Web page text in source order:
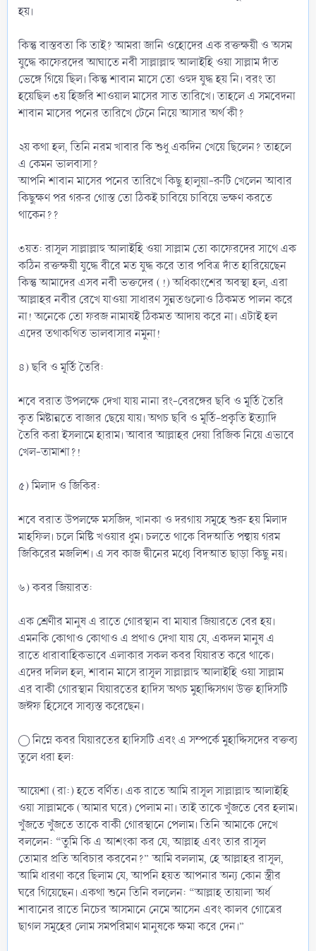
হয়।
কিন্তু বাস্তবতা কি তাই? আমরা জানি ওহোদের এক রক্তক্ষয়ী ও অসম
যুদ্ধে কাফেরদের আঘাতে নবী সাল্লাল্লাহু আলাইহি ওয়া সাল্লাম দাঁত
ভেঙ্গে গিয়ে ছিল। কিন্তু শাবান মাসে তো ওহুদ যুদ্ধ হয় নি। বরং তা
হয়েছিল ৩য় হিজরি শাওয়াল মাসের সাত তারিখে। তাহলে এ সমবেদনা
শাবান মাসের পনের তারিখে টেনে নিয়ে আসার অর্থ কী?
২য় কথা হল, তিনি নরম খাবার কি শুধু একদিন খেয়ে ছিলেন? তাহলে
এ কেমন ভালবাসা?
আপনি শাবান মাসের পনের তারিখে কিছু হালুয়া-রুটি খেলেন আবার
কিছুক্ষণ পর গরুর গোস্ত তো ঠিকই চাবিয়ে চাবিয়ে ভক্ষণ করতে
থাকেন??
৩য়ত: রাসূল সাল্লাল্লাহু আলাইহি ওয়া সাল্লাম তো কাফেরদের সাথে এক
কঠিন রক্তক্ষয়ী যুদ্ধে বীরে মত যুদ্ধ করে তার পবিত্র দাঁত হারিয়েছেন
কিন্তু আমাদের এসব নবী ভক্তদের (!) অধিকাংশের অবস্থা হল, এরা
আল্লাহর নবীর রেখে যাওয়া সাধারণ সুন্নতগুলোও ঠিকমত পালন করে
না! অনেকে তো ফরজ নামাযই ঠিকমত আদায় করে না। এটাই হল
এদের তথাকথিত ভালবাসার নমুনা!
৪) ছবি ও মূর্তি তৈরি:
শবে বরাত উপলক্ষে দেখা যায় নানা রং-বেরঙ্গের ছবি ও মূর্তি তৈরি
কৃত মিষ্টান্নতে বাজার ছেয়ে যায়। অথচ ছবি ও মূর্তি-প্রকৃতি ইত্যাদি
তৈরি করা ইসলামে হারাম। আবার আল্লাহর দেয়া রিজিক নিয়ে এভাবে
খেল-তামাশা?!
৫) মিলাদ ও জিকির:
শবে বরাত উপলক্ষে মসজিদ, খানকা ও দরগায় সমূহে শুরু হয় মিলাদ
মাহফিল। চলে মিষ্টি খওয়ার ধুম। চলতে থাকে বিদআতি পন্থায় গরম
জিকিরের মজলিশ। এ সব কাজ দ্বীনের মধ্যে বিদআত ছাড়া কিছু নয়।
৬) কবর জিয়ারত:
এক শ্রেণীর মানুষ এ রাতে গোরস্থান বা মাযার জিয়ারতে বের হয়।
এমনকি কোথাও কোথাও এ প্রথাও দেখা যায় যে, একদল মানুষ এ
রাতে ধারাবাহিকভাবে এলাকার সকল কবর যিয়ারত করে থাকে।
এদের দলিল হল, শাবান মাসে রাসূল সাল্লাল্লাহু আলাইহি ওয়া সাল্লাম
এর বাকী গোরস্থান যিয়ারতের হাদিস অথচ মুহাদ্দিসগণ উক্ত হাদিসটি
জঈফ হিসেবে সাব্যস্ত করেছেন।
◯ নিম্নে কবর যিয়ারতের হাদিসটি এবং এ সম্পর্কে মুহাদ্দিসদের বক্তব্য
তুলে ধরা হল:
আয়েশা (রা:) হতে বর্ণিত। এক রাতে আমি রাসূল সাল্লাল্লাহু আলাইহি
ওয়া সাল্লামকে (আমার ঘরে) পেলাম না। তাই তাকে খুঁজতে বের হলাম।
খুঁজতে খুঁজতে তাকে বাকী গোরস্থানে পেলাম। তিনি আমাকে দেখে
বললেন: “তুমি কি এ আশংকা কর যে, আল্লাহ এবং তার রাসূল
তোমার প্রতি অবিচার করবেন?” আমি বললাম, হে আল্লাহর রাসূল,
আমি ধারণা করে ছিলাম যে, আপনি হয়ত আপনার অন্য কোন স্ত্রীর
ঘরে গিয়েছেন। একথা শুনে তিনি বললেন: “আল্লাহ তায়ালা অর্ধ
শাবানের রাতে নিচের আসমানে নেমে আসেন এবং কালব গোত্রের
ছাগল সমূহের লোম সমপরিমাণ মানুষকে ক্ষমা করে দেন।”